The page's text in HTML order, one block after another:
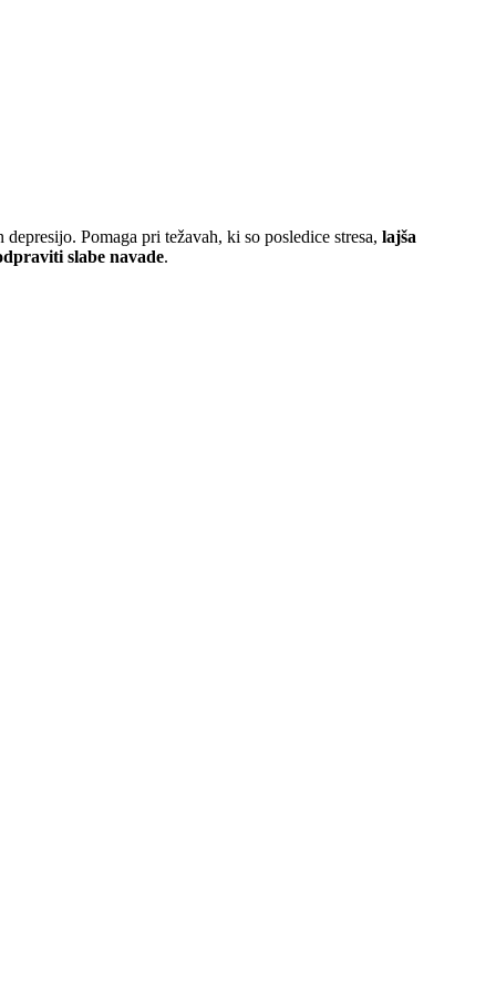
Pomaga pri težavah, ki so posledice stresa, lajša
slabe navade.